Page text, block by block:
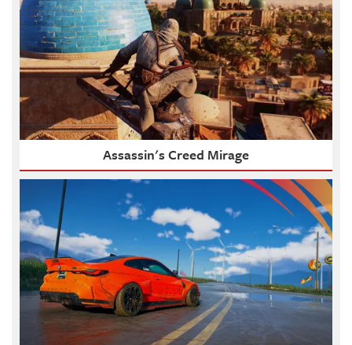
Assassin's Creed Mirage